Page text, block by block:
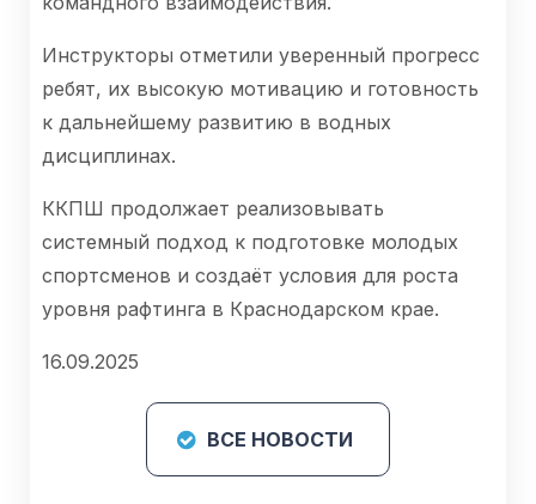
Инструкторы отметили уверенный прогресс
ребят, их высокую мотивацию и готовность
к дальнейшему развитию в водных
дисциплинах.
ККПШ продолжает реализовывать
системный подход к подготовке молодых
спортсменов и создаёт условия для роста
уровня рафтинга в Краснодарском крае.
16.09.2025
ВСЕ НОВОСТИ